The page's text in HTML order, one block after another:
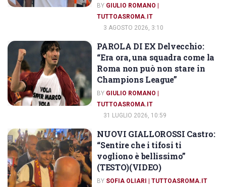
BY GIULIO ROMANO |
TUTTOASROMA.IT
3 AGOSTO 2026, 3:10
INTERVISTE
PAROLA DI EX Delvecchio:
“Era ora, una squadra come la
Roma non può non stare in
Champions League”
BY GIULIO ROMANO |
TUTTOASROMA.IT
31 LUGLIO 2026, 10:59
INTERVISTE
NUOVI GIALLOROSSI Castro:
“Sentire che i tifosi ti
vogliono è bellissimo”
(TESTO)(VIDEO)
BY SOFIA OLIARI | TUTTOASROMA.IT